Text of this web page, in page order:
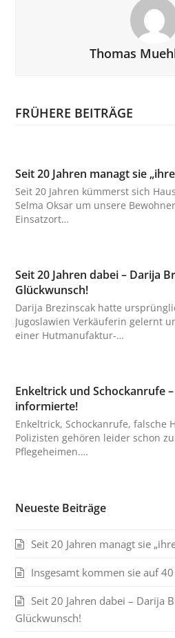
Thomas
FRÜHERE BEITRÄGE
Seit 20 Jahren managt sie
Seit 20 Jahren kümmerst sich
Selma Oksar um unsere
Einsatzort…
Seit 20 Jahren dabei – Darija
Glückwunsch!
Darija Brezinscak hatte
Jugoslawien Verkäuferin gelernt
einer Hutmanufaktur-…
Enkeltrick und Schockanrufe
informierte!
Enkeltrick, Schockanrufe, falsche
Polizisten gehören leider schon
Pflegeheimen.…
Neueste Beiträge
Seit 20 Jahren managt sie
Insgesamt kommen sie auf
Seit 20 Jahren dabei – Darija
Glückwunsch!